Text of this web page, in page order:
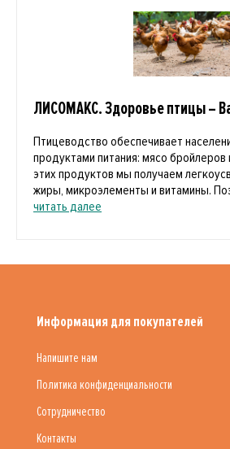
ЛИСОМАКС. Здоровье птицы –
Птицеводство обеспечивает
продуктами питания: мясо бройлеров
этих продуктов мы получаем
жиры, микроэлементы и витамины.
читать далее
Информация для покупателей
Напишите нам
Политика конфиденциальности
Сотрудничество
Контакты